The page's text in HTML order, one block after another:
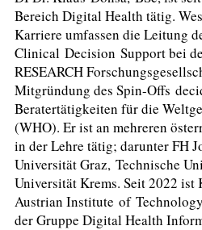
Bereich Digital Health tätig.
Karriere umfassen die Leitung
Clinical Decision Support bei
RESEARCH
Mitgründung des Spin-Offs
Beratertätigkeiten für die
(WHO). Er ist an mehreren
in der Lehre tätig; darunter FH
Universität Graz, Technische
Universität Krems. Seit 2022
Austrian Institute of
der Gruppe Digital Health